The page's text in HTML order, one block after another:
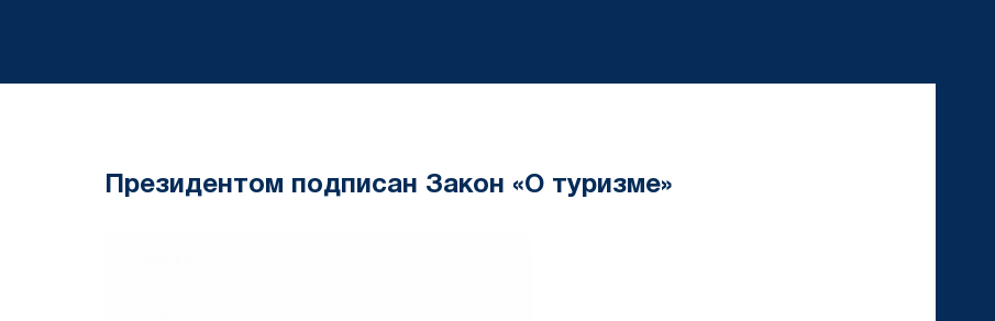
Президентом подписан Закон «О туризме»